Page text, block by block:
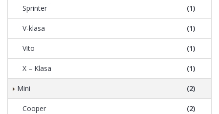
Sprinter (1)
V-klasa (1)
Vito (1)
X – Klasa (1)
Mini (2)
Cooper (2)